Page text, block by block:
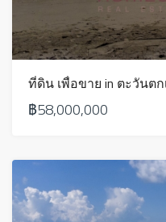
ที่ดิน เพื่อขาย in ตะวันตก
฿58,000,000